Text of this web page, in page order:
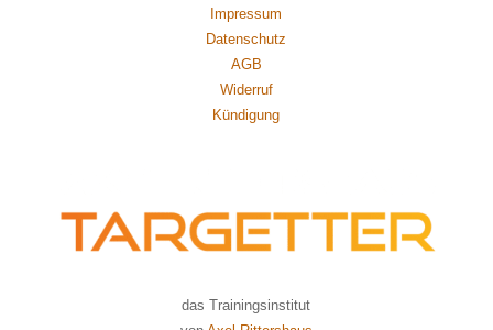
Impressum
Datenschutz
AGB
Widerruf
Kündigung
das Trainingsinstitut